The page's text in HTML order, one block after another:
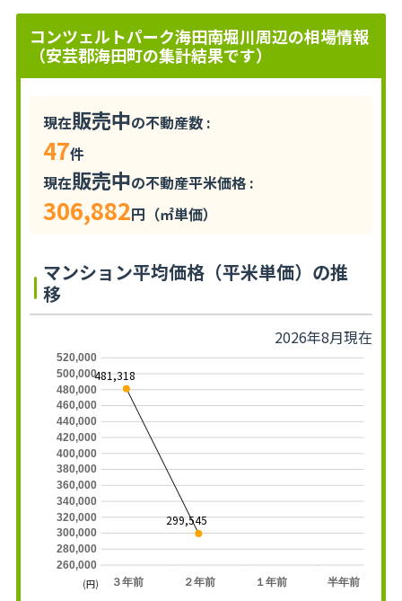
コンツェルトパーク海田南堀川周辺の相場情報
（安芸郡海田町の集計結果です）
現在販売中の不動産数 :
47件
現在販売中の不動産平米価格 :
306,882円（㎡単価）
マンション平均価格（平米単価）の推
移
2026年8月現在
３年前 ２年前 １年前 半年前
260,000
280,000
300,000
320,000
340,000
360,000
380,000
400,000
420,000
440,000
460,000
480,000
500,000
520,000
481,318
299,545
(円)